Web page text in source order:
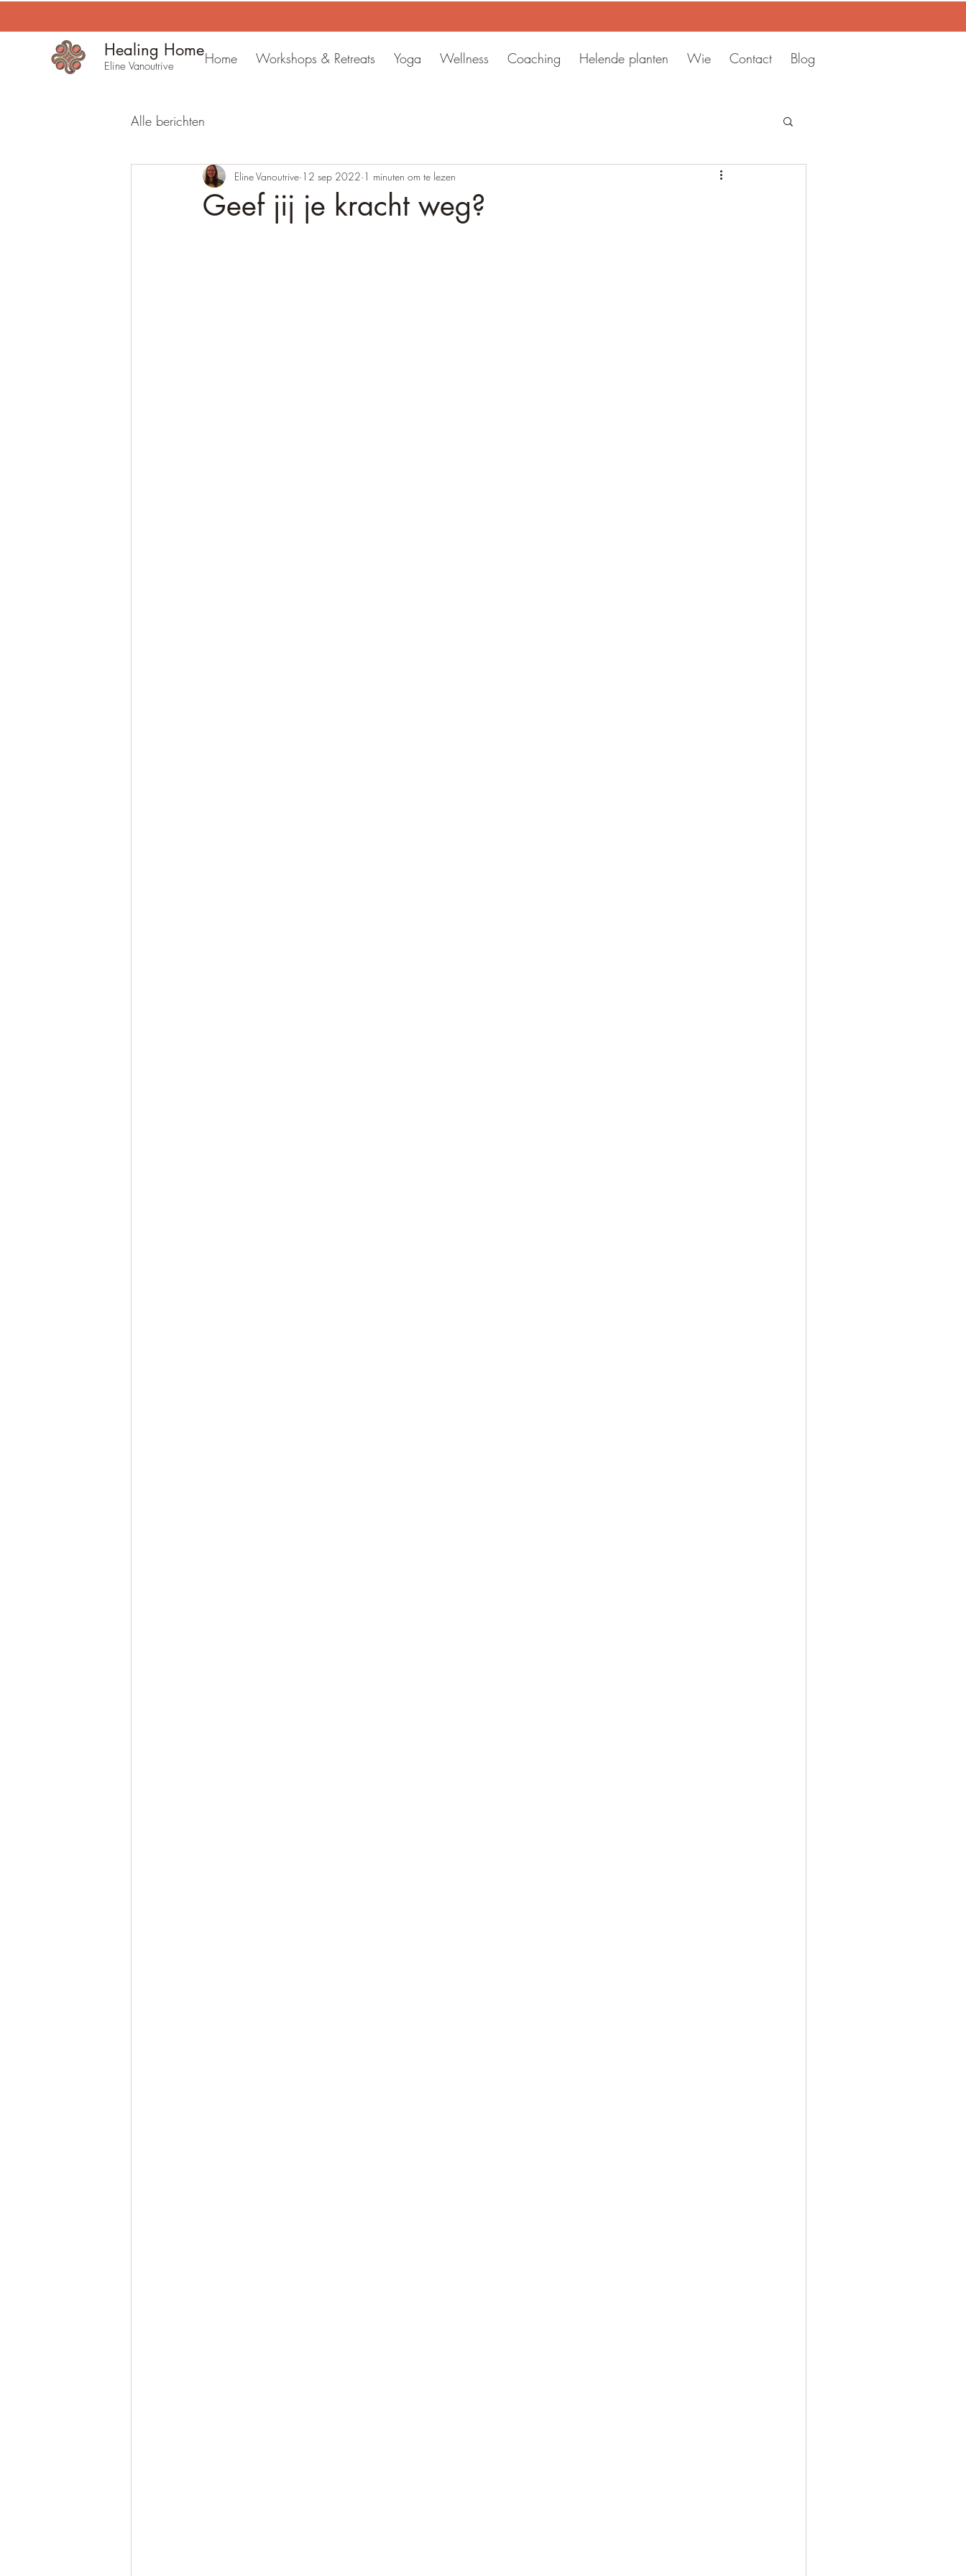
Healing Home
Eline Vanoutrive Home Workshops & Retreats Yoga Wellness Coaching Helende planten Wie Contact Blog
Alle berichten
Geef jij je kracht weg?
Eline Vanoutrive 12 sep 2022 1 minuten om te lezen